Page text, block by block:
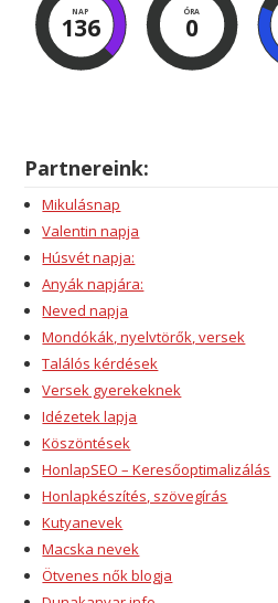
NAP
136
ÓRA
0
Partnereink:
Mikulásnap
Valentin napja
Húsvét napja:
Anyák napjára:
Neved napja
Mondókák, nyelvtörők, versek
Találós kérdések
Versek gyerekeknek
Idézetek lapja
Köszöntések
HonlapSEO – Keresőoptimalizálás
Honlapkészítés, szövegírás
Kutyanevek
Macska nevek
Ötvenes nők blogja